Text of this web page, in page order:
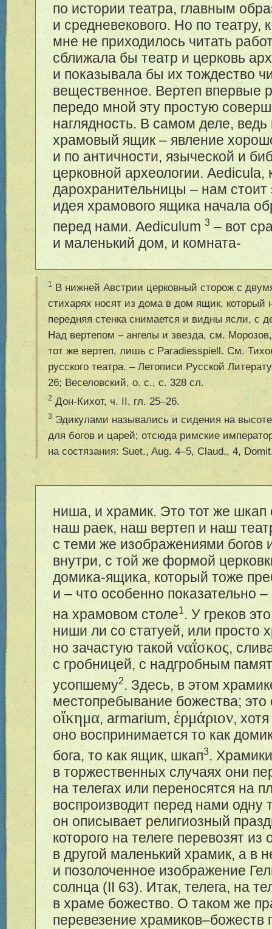
по истории театра, главным
и средневекового. Но по театру,
мне не приходилось читать
сближала бы театр и церковь
и показывала бы их тождество
вещественное. Вертеп впервые
передо мной эту простую
наглядность. В самом деле,
храмовый ящик – явление
и по античности, языческой и
церковной археологии. Aedicula,
дарохранительницы – нам стоит
идея храмового ящика начала
перед нами. Aediculum3 – вот
и маленький дом, и комната-
1 В нижней Австрии церковный сторож с
стихарях носят из дома в дом ящик, который
передняя стенка снимается и видны ясли, с
Над вертепом – ангелы и звезда, см.
тот же вертеп, лишь с Paradiesspiell. См.
русского театра. – Летописи Русской
26; Веселовский, o. c., с. 328 сл.
2 Дон-Кихот, ч. II, гл. 25–26.
3 Эдикулами назывались и сидения на
для богов и царей; отсюда римские
на состязания: Suet., Aug. 4–5, Claud., 4,
ниша, и храмик. Это тот же шкап
наш раек, наш вертеп и наш
с теми же изображениями богов
внутри, с той же формой
домика-ящика, который тоже
и – что особенно показательно –
на храмовом столе1. У греков
ниши ли со статуей, или просто
но зачастую такойναΐσκος,
с гробницей, с надгробным
усопшему2. Здесь, в этом
местопребывание божества; это
οἴκημα, armarium, ἑρμάριον,
оно воспринимается то как
бога, то как ящик, шкап3.
в торжественных случаях они
на телегах или переносятся на
воспроизводит перед нами одну
он описывает религиозный
которого на телеге перевозят из
в другой маленький храмик, а в
и позолоченное изображение
солнца (II 63). Итак, телега, на
в храме божество. О таком же
перевезение храмиков–божеств